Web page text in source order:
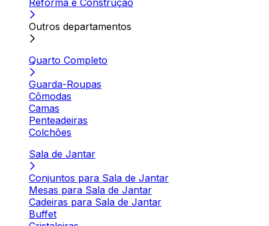
Reforma e Construção
Outros departamentos
Quarto Completo
Guarda-Roupas
Cômodas
Camas
Penteadeiras
Colchões
Sala de Jantar
Conjuntos para Sala de Jantar
Mesas para Sala de Jantar
Cadeiras para Sala de Jantar
Buffet